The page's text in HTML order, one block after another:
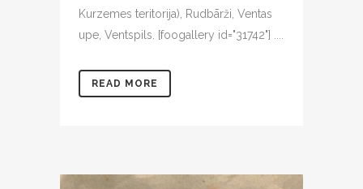
Kurzemes teritorija), Rudbārži, Ventas
upe, Ventspils. [foogallery id="31742"] ....
READ MORE